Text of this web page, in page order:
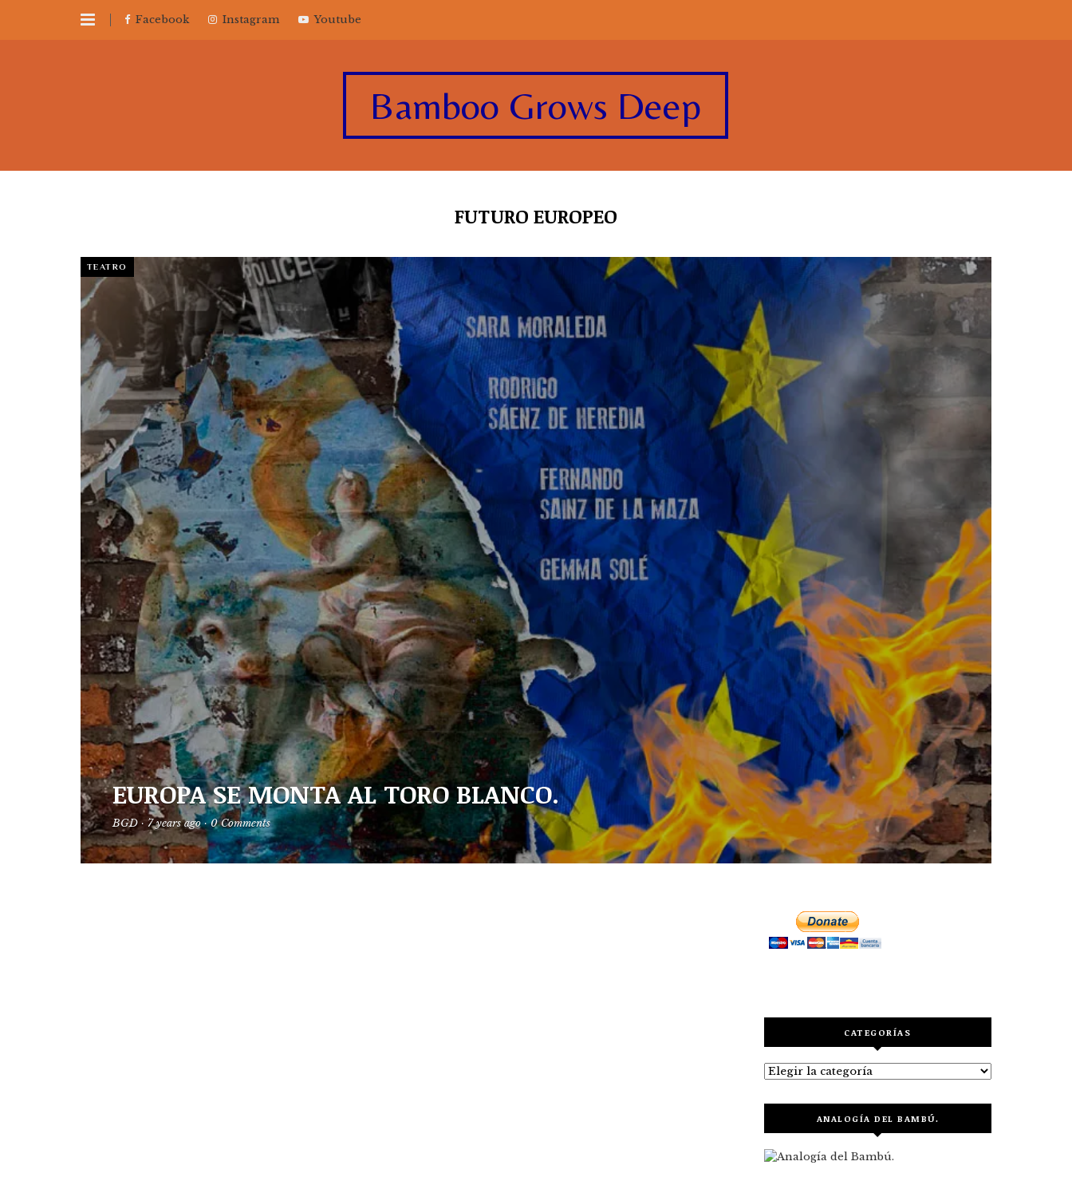
Facebook Instagram Youtube
Bamboo Grows Deep
FUTURO EUROPEO
TEATRO
EUROPA SE MONTA AL TORO BLANCO.
BGD · 7 years ago · 0 Comments
CATEGORÍAS
Categorías
ANALOGÍA DEL BAMBÚ.